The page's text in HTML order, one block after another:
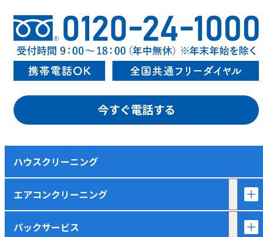
今すぐ電話する
ハウスクリーニング
エアコンクリーニング
パックサービス